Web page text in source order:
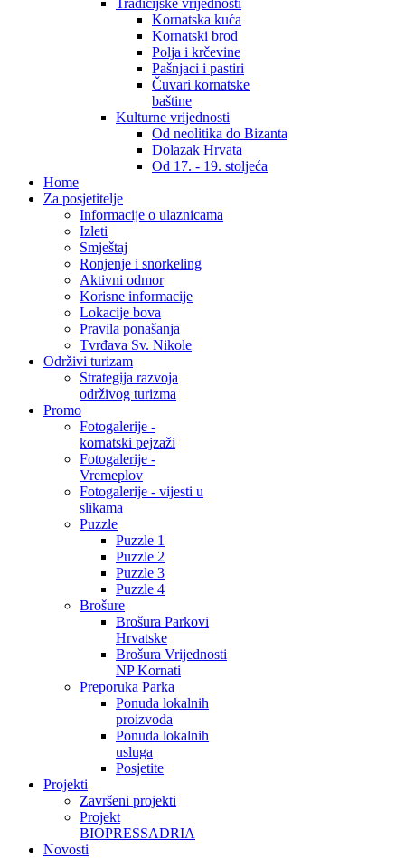
Tradicijske vrijednosti
Kornatska kuća
Kornatski brod
Polja i krčevine
Pašnjaci i pastiri
Čuvari kornatske
baštine
Kulturne vrijednosti
Od neolitika do Bizanta
Dolazak Hrvata
Od 17. - 19. stoljeća
Home
Za posjetitelje
Informacije o ulaznicama
Izleti
Smještaj
Ronjenje i snorkeling
Aktivni odmor
Korisne informacije
Lokacije bova
Pravila ponašanja
Tvrđava Sv. Nikole
Održivi turizam
Strategija razvoja
održivog turizma
Promo
Fotogalerije -
kornatski pejzaži
Fotogalerije -
Vremeplov
Fotogalerije - vijesti u
slikama
Puzzle
Puzzle 1
Puzzle 2
Puzzle 3
Puzzle 4
Brošure
Brošura Parkovi
Hrvatske
Brošura Vrijednosti
NP Kornati
Preporuka Parka
Ponuda lokalnih
proizvoda
Ponuda lokalnih
usluga
Posjetite
Projekti
Završeni projekti
Projekt
BIOPRESSADRIA
Novosti